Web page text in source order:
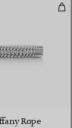
in
Rope